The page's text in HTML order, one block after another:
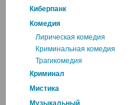
Киберпанк
Комедия
Лирическая комедия
Криминальная комедия
Трагикомедия
Криминал
Мистика
Музыкальный